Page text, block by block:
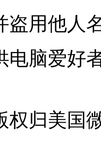
盗用他人
电脑爱好
权归美国